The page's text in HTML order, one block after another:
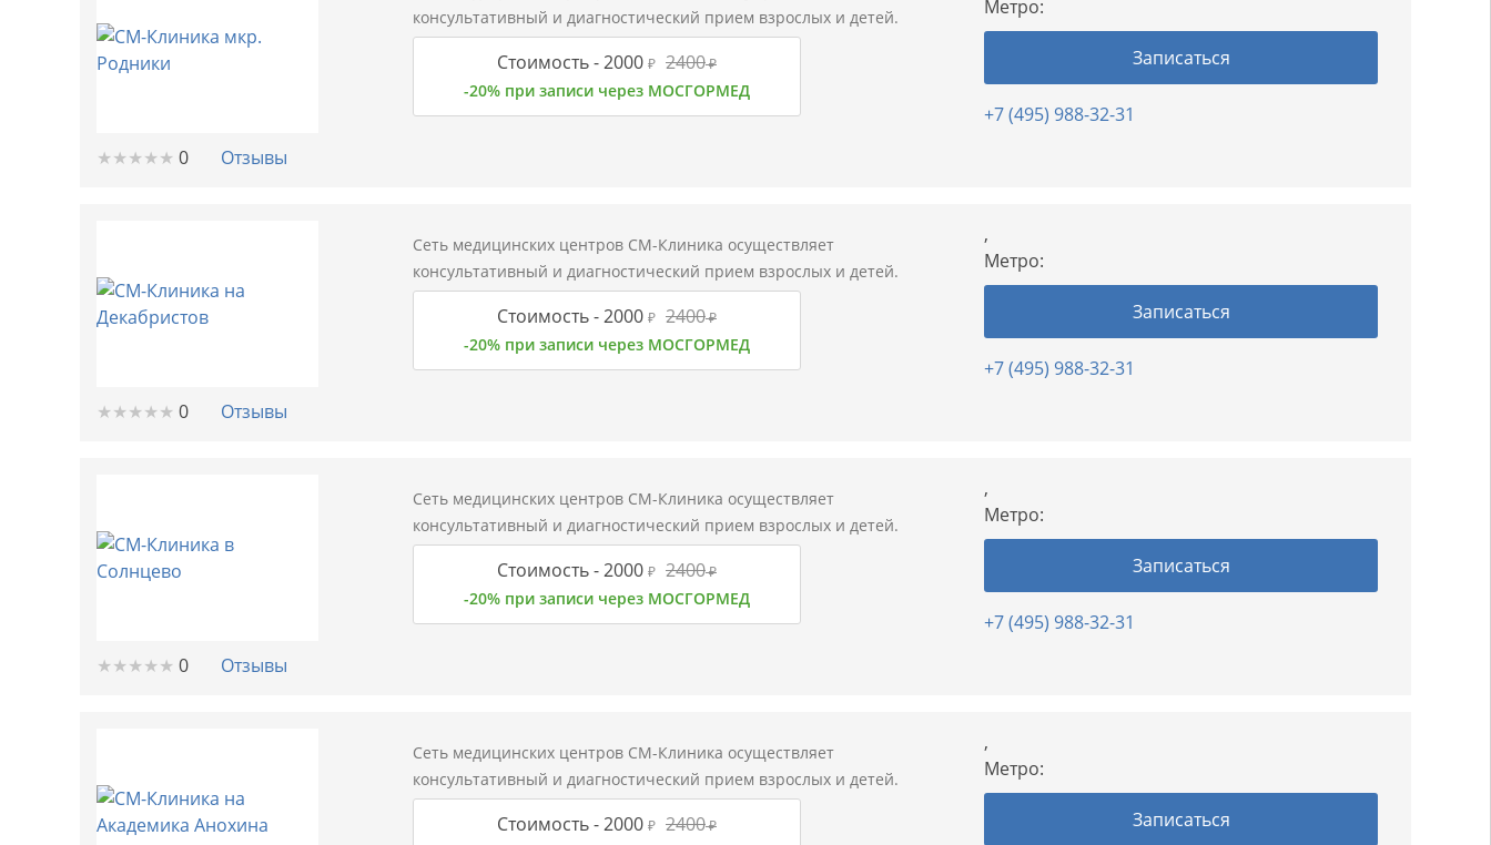
★★★★★
★★★★★ 0 Отзывы
консультативный и диагностический прием взрослых и детей.
Стоимость -2000 ₽ 2400₽
-20% при записи через МОСГОРМЕД
Метро:
Записаться
+7 (495) 988-32-31
★★★★★
★★★★★ 0 Отзывы
Сеть медицинских центров СМ-Клиника осуществляет
консультативный и диагностический прием взрослых и детей.
Стоимость -2000 ₽ 2400₽
-20% при записи через МОСГОРМЕД
,
Метро:
Записаться
+7 (495) 988-32-31
★★★★★
★★★★★ 0 Отзывы
Сеть медицинских центров СМ-Клиника осуществляет
консультативный и диагностический прием взрослых и детей.
Стоимость -2000 ₽ 2400₽
-20% при записи через МОСГОРМЕД
,
Метро:
Записаться
+7 (495) 988-32-31
Сеть медицинских центров СМ-Клиника осуществляет
консультативный и диагностический прием взрослых и детей.
Стоимость -2000 ₽ 2400₽
,
Метро:
Записаться